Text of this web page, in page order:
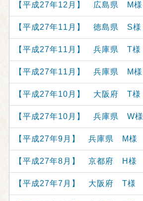
【平成27年12月】 広島県 M様
【平成27年11月】 徳島県 S様
【平成27年11月】 兵庫県 T様
【平成27年11月】 兵庫県 M様
【平成27年10月】 大阪府 T様
【平成27年10月】 兵庫県 W様
【平成27年9月】 兵庫県 M様
【平成27年8月】 京都府 H様
【平成27年7月】 大阪府 T様